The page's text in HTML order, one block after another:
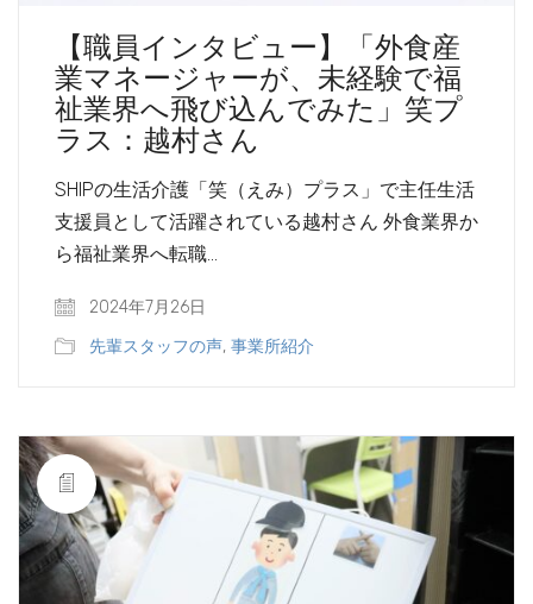
【職員インタビュー】「外食産
業マネージャーが、未経験で福
祉業界へ飛び込んでみた」笑プ
ラス：越村さん
SHIPの生活介護「笑（えみ）プラス」で主任生活
支援員として活躍されている越村さん 外食業界か
ら福祉業界へ転職…
2024年7月26日
先輩スタッフの声, 事業所紹介